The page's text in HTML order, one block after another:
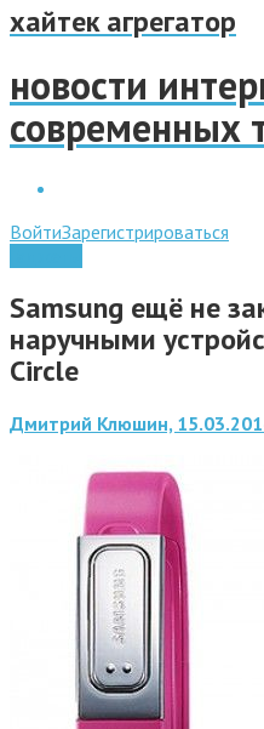
хайтек агрегатор
новости
современных
ВойтиЗарегистрироваться
Samsung ещё не
наручными
Circle
Дмитрий Клюшин,